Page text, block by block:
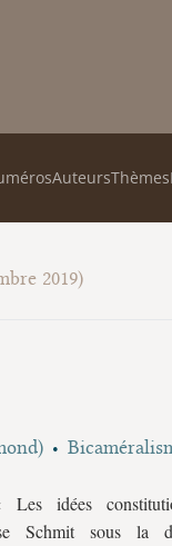
AuteursThèmes
2019)
idées
Schmit sous la